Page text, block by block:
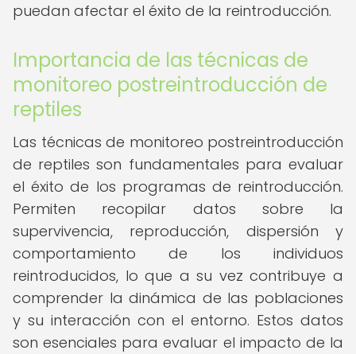
puedan afectar el éxito de la reintroducción.
Importancia de las técnicas de
monitoreo postreintroducción de
reptiles
Las técnicas de monitoreo postreintroducción
de reptiles son fundamentales para evaluar
el éxito de los programas de reintroducción.
Permiten recopilar datos sobre la
supervivencia, reproducción, dispersión y
comportamiento de los individuos
reintroducidos, lo que a su vez contribuye a
comprender la dinámica de las poblaciones
y su interacción con el entorno. Estos datos
son esenciales para evaluar el impacto de la